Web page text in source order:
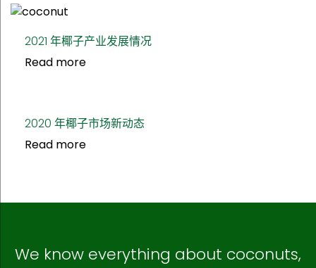
2021 年椰子产业发展情况
Read more
2020 年椰子市场新动态
Read more
We know everything about coconuts,